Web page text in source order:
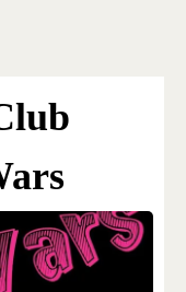
EVENTS